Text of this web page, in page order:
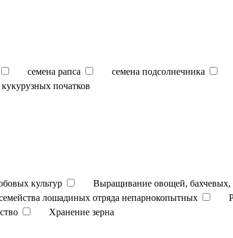
семена рапса семена подсолнечника
початков
культур Выращивание овощей, бахчевых,
лошадиных отряда непарнокопытных
Хранение зерна